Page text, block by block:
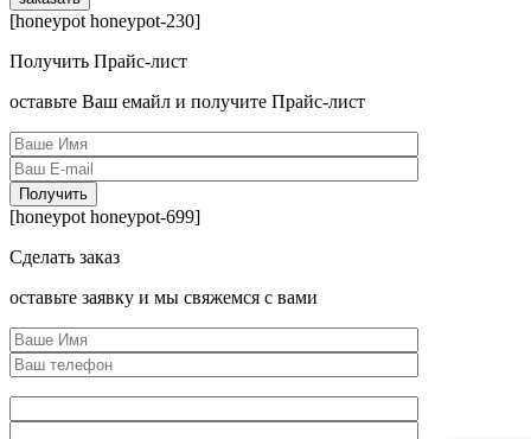
[honeypot honeypot-230]
Получить Прайс-лист
оcтавьте Ваш емайл и получите Прайс-лист
[honeypot honeypot-699]
Сделать заказ
оcтавьте заявку и мы свяжемся с вами